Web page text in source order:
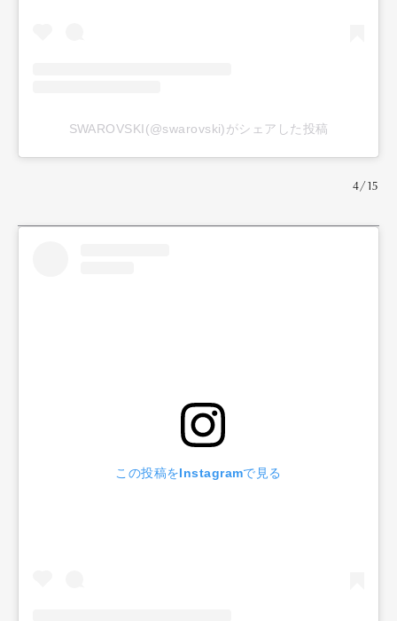
SWAROVSKI(@swarovski)がシェアした投稿
4/15
この投稿をInstagramで見る